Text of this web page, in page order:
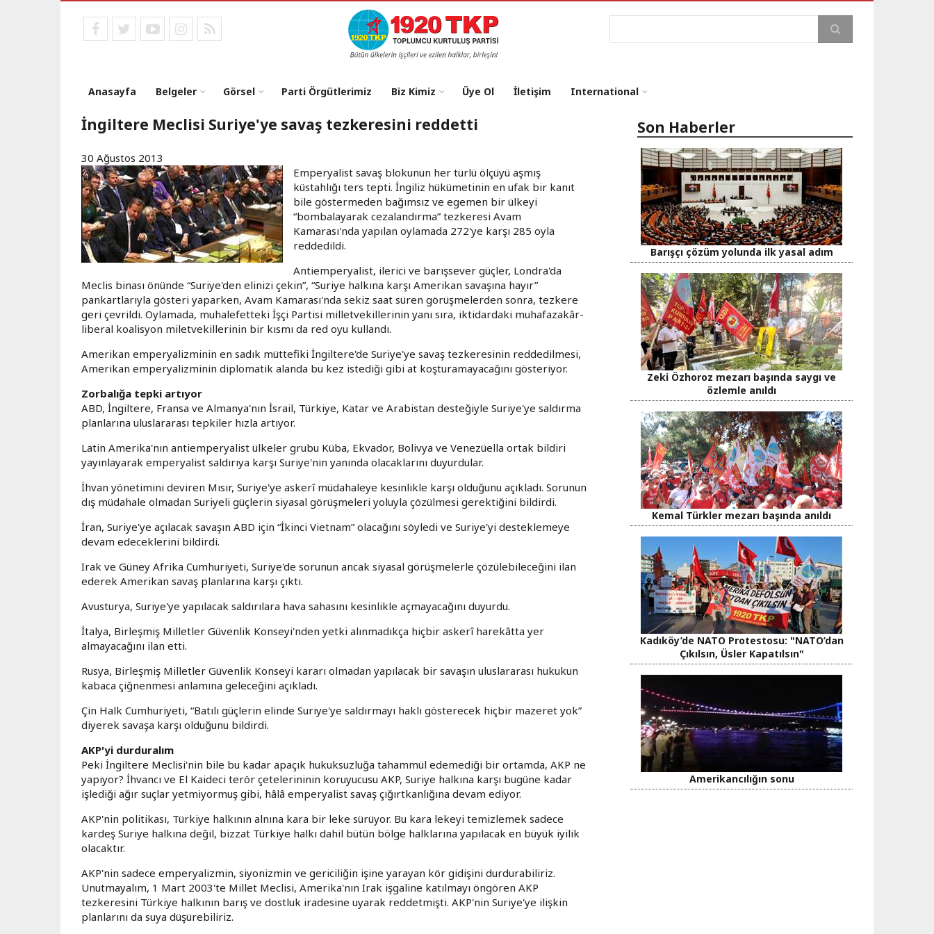
facebooktwitteryoutubeinstagram
RSS
Ara
Anasayfa Belgeler Görsel Parti Örgütlerimiz Biz Kimiz Üye Ol İletişim International
İngiltere Meclisi Suriye'ye savaş tezkeresini reddetti
30 Ağustos 2013
Emperyalist savaş blokunun her türlü ölçüyü aşmış
küstahlığı ters tepti. İngiliz hükümetinin en ufak bir kanıt
bile göstermeden bağımsız ve egemen bir ülkeyi
“bombalayarak cezalandırma” tezkeresi Avam
Kamarası'nda yapılan oylamada 272'ye karşı 285 oyla
reddedildi.
Antiemperyalist, ilerici ve barışsever güçler, Londra'da
Meclis binası önünde “Suriye'den elinizi çekin”, “Suriye halkına karşı Amerikan savaşına hayır”
pankartlarıyla gösteri yaparken, Avam Kamarası'nda sekiz saat süren görüşmelerden sonra, tezkere
geri çevrildi. Oylamada, muhalefetteki İşçi Partisi milletvekillerinin yanı sıra, iktidardaki muhafazakâr-
liberal koalisyon miletvekillerinin bir kısmı da red oyu kullandı.
Amerikan emperyalizminin en sadık müttefiki İngiltere'de Suriye'ye savaş tezkeresinin reddedilmesi,
Amerikan emperyalizminin diplomatik alanda bu kez istediği gibi at koşturamayacağını gösteriyor.
Zorbalığa tepki artıyor
ABD, İngiltere, Fransa ve Almanya'nın İsrail, Türkiye, Katar ve Arabistan desteğiyle Suriye'ye saldırma
planlarına uluslararası tepkiler hızla artıyor.
Latin Amerika'nın antiemperyalist ülkeler grubu Küba, Ekvador, Bolivya ve Venezüella ortak bildiri
yayınlayarak emperyalist saldırıya karşı Suriye'nin yanında olacaklarını duyurdular.
İhvan yönetimini deviren Mısır, Suriye'ye askerî müdahaleye kesinlikle karşı olduğunu açıkladı. Sorunun
dış müdahale olmadan Suriyeli güçlerin siyasal görüşmeleri yoluyla çözülmesi gerektiğini bildirdi.
İran, Suriye'ye açılacak savaşın ABD için “İkinci Vietnam” olacağını söyledi ve Suriye'yi desteklemeye
devam edeceklerini bildirdi.
Irak ve Güney Afrika Cumhuriyeti, Suriye'de sorunun ancak siyasal görüşmelerle çözülebileceğini ilan
ederek Amerikan savaş planlarına karşı çıktı.
Avusturya, Suriye'ye yapılacak saldırılara hava sahasını kesinlikle açmayacağını duyurdu.
İtalya, Birleşmiş Milletler Güvenlik Konseyi'nden yetki alınmadıkça hiçbir askerî harekâtta yer
almayacağını ilan etti.
Rusya, Birleşmiş Milletler Güvenlik Konseyi kararı olmadan yapılacak bir savaşın uluslararası hukukun
kabaca çiğnenmesi anlamına geleceğini açıkladı.
Çin Halk Cumhuriyeti, “Batılı güçlerin elinde Suriye'ye saldırmayı haklı gösterecek hiçbir mazeret yok”
diyerek savaşa karşı olduğunu bildirdi.
AKP'yi durduralım
Peki İngiltere Meclisi'nin bile bu kadar apaçık hukuksuzluğa tahammül edemediği bir ortamda, AKP ne
yapıyor? İhvancı ve El Kaideci terör çetelerininin koruyucusu AKP, Suriye halkına karşı bugüne kadar
işlediği ağır suçlar yetmiyormuş gibi, hâlâ emperyalist savaş çığırtkanlığına devam ediyor.
AKP'nin politikası, Türkiye halkının alnına kara bir leke sürüyor. Bu kara lekeyi temizlemek sadece
kardeş Suriye halkına değil, bizzat Türkiye halkı dahil bütün bölge halklarına yapılacak en büyük iyilik
olacaktır.
AKP'nin sadece emperyalizmin, siyonizmin ve gericiliğin işine yarayan kör gidişini durdurabiliriz.
Unutmayalım, 1 Mart 2003'te Millet Meclisi, Amerika'nın Irak işgaline katılmayı öngören AKP
tezkeresini Türkiye halkının barış ve dostluk iradesine uyarak reddetmişti. AKP'nin Suriye'ye ilişkin
planlarını da suya düşürebiliriz.
Son Haberler
Barışçı çözüm yolunda ilk yasal adım
Zeki Özhoroz mezarı başında saygı ve
özlemle anıldı
Kemal Türkler mezarı başında anıldı
Kadıköy’de NATO Protestosu: "NATO’dan
Çıkılsın, Üsler Kapatılsın"
Amerikancılığın sonu